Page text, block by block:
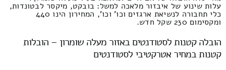
עלות שינוע של איבזור מלאכה למשל: בובקט, מיקסר לבטונדות,
כלי תחבורה לנשיאת ארגזים וכו' וכו', המחירון הינו 440
ומקסימום 230 שקל חדש.
הובלה קטנות לסטודנטים באזור מעלה שומרון – הובלות
קטנות במחיר אטרקטיבי לסטודנטים